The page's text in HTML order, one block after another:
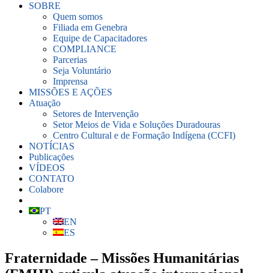
SOBRE
Quem somos
Filiada em Genebra
Equipe de Capacitadores
COMPLIANCE
Parcerias
Seja Voluntário
Imprensa
MISSÕES E AÇÕES
Atuação
Setores de Intervenção
Setor Meios de Vida e Soluções Duradouras
Centro Cultural e de Formação Indígena (CCFI)
NOTÍCIAS
Publicações
VÍDEOS
CONTATO
Colabore
PT
EN
ES
Fraternidade – Missões Humanitárias